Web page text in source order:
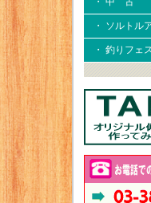
・ ソルトル
・ 釣りフェ